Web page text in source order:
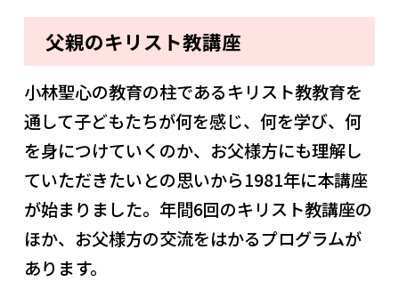
父親のキリスト教講座
小林聖心の教育の柱であるキリスト教教育を
通して子どもたちが何を感じ、何を学び、何
を身につけていくのか、お父様方にも理解し
ていただきたいとの思いから1981年に本講座
が始まりました。年間6回のキリスト教講座の
ほか、お父様方の交流をはかるプログラムが
あります。